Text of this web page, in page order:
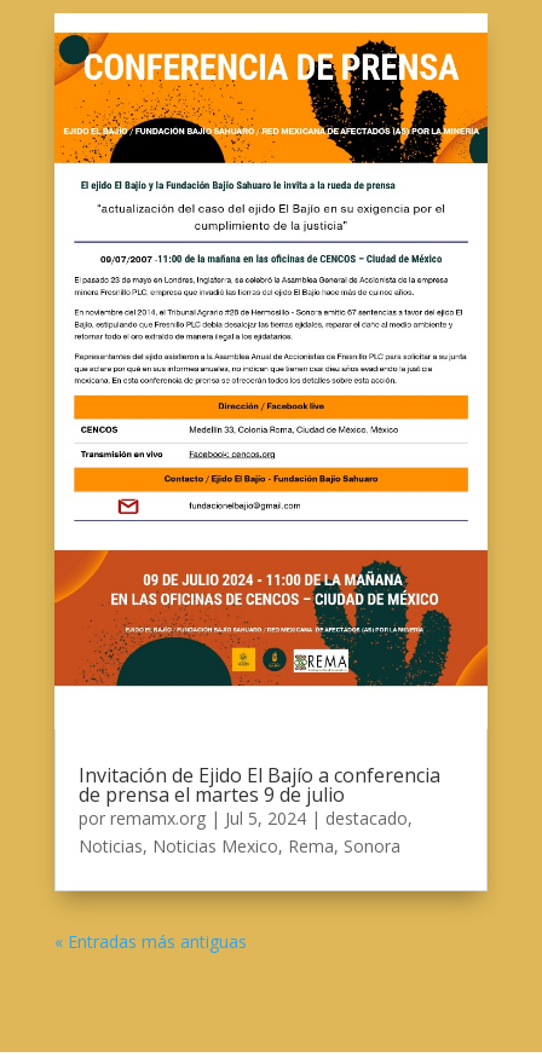
Invitación de Ejido El Bajío a conferencia
de prensa el martes 9 de julio
por remamx.org| Jul 5, 2024| destacado,
Noticias, Noticias Mexico, Rema, Sonora
« Entradas más antiguas